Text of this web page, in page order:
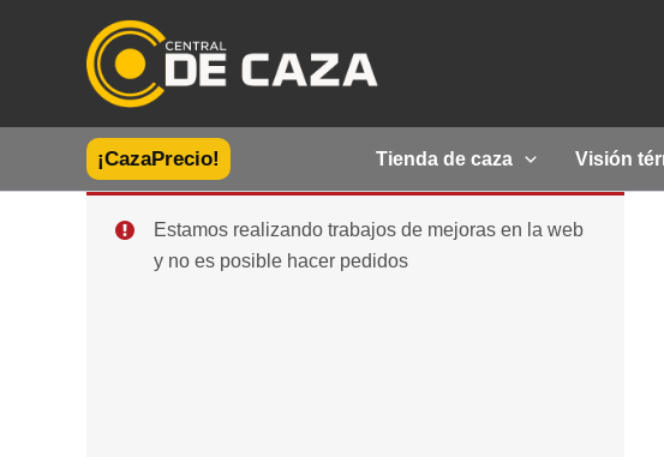
¡CazaPrecio! Tienda de caza Visión
Estamos realizando trabajos de mejoras en la web
y no es posible hacer pedidos